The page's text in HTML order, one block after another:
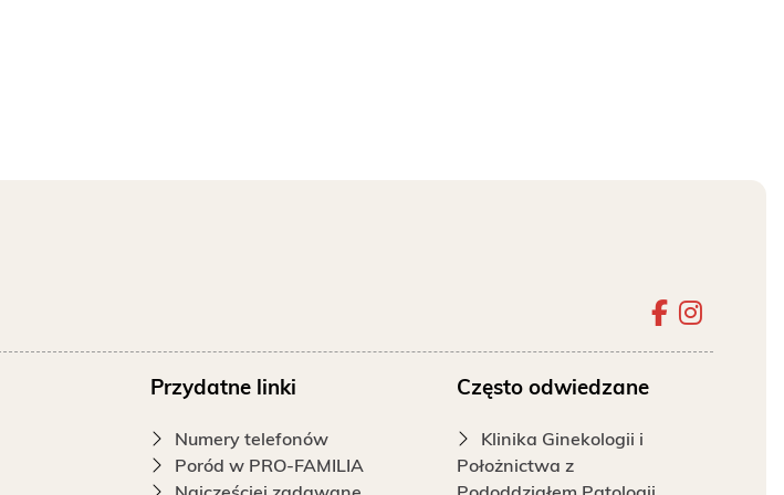
Szpital
Przydatne linki
Numery telefonów
Poród w PRO-FAMILIA
Często odwiedzane
Klinika Ginekologii i
Położnictwa z